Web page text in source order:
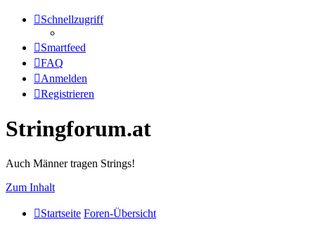
Schnellzugriff
Smartfeed
FAQ
Anmelden
Registrieren
Stringforum.at
Auch Männer tragen Strings!
Zum Inhalt
Startseite Foren-Übersicht